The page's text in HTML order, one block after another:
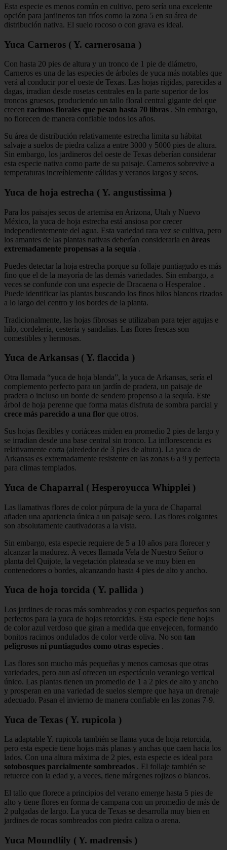
Esta especie es menos común en cultivo, pero sería una excelente
opción para jardineros tan fríos como la zona 5 en su área de
distribución nativa. El suelo rocoso o con grava es ideal.
Yuca Carneros ( Y. carnerosana )
Con hasta 20 pies de altura y un tronco de 1 pie de diámetro,
Carneros es una de las especies de árboles de yuca más notables que
verá al conducir por el oeste de Texas. Las hojas rígidas, parecidas a
dagas, irradian desde rosetas centrales en la parte superior de los
troncos gruesos, produciendo un tallo floral central gigante del que
crecen racimos florales que pesan hasta 70 libras . Sin embargo,
no florecen de manera confiable todos los años.
Su área de distribución relativamente estrecha limita su hábitat
salvaje a suelos de piedra caliza a entre 3000 y 5000 pies de altura.
Sin embargo, los jardineros del oeste de Texas deberían considerar
esta especie nativa como parte de su paisaje. Carneros sobrevive a
temperaturas increíblemente cálidas y veranos largos y secos.
Yuca de hoja estrecha ( Y. angustissima )
Para los paisajes secos de artemisa en Arizona, Utah y Nuevo
México, la yuca de hoja estrecha está ansiosa por crecer
independientemente del agua. Esta variedad rara vez se cultiva, pero
los amantes de las plantas nativas deberían considerarla en áreas
extremadamente propensas a la sequía .
Puedes detectar la hoja estrecha porque su follaje puntiagudo es más
fino que el de la mayoría de las demás variedades. Sin embargo, a
veces se confunde con una especie de Dracaena o Hesperaloe .
Puede identificar las plantas buscando los finos hilos blancos rizados
a lo largo del centro y los bordes de la planta.
Tradicionalmente, las hojas fibrosas se utilizaban para tejer agujas e
hilo, cordelería, cestería y sandalias. Las flores frescas son
comestibles y hermosas.
Yuca de Arkansas ( Y. flaccida )
Otra llamada “yuca de hoja blanda”, la yuca de Arkansas, sería el
complemento perfecto para un jardín de pradera, un paisaje de
pradera o incluso un borde de sendero propenso a la sequía. Este
árbol de hoja perenne que forma matas disfruta de sombra parcial y
crece más parecido a una flor que otros.
Sus hojas flexibles y coriáceas miden en promedio 2 pies de largo y
se irradian desde una base central sin tronco. La inflorescencia es
relativamente corta (alrededor de 3 pies de altura). La yuca de
Arkansas es extremadamente resistente en las zonas 6 a 9 y perfecta
para climas templados.
Yuca de Chaparral ( Hesperoyucca Whipplei )
Las llamativas flores de color púrpura de la yuca de Chaparral
añaden una apariencia única a un paisaje seco. Las flores colgantes
son absolutamente cautivadoras a la vista.
Sin embargo, esta especie requiere de 5 a 10 años para florecer y
alcanzar la madurez. A veces llamada Vela de Nuestro Señor o
planta del Quijote, la vegetación plateada se ve muy bien en
contenedores o bordes, alcanzando hasta 4 pies de alto y ancho.
Yuca de hoja torcida ( Y. pallida )
Los jardines de rocas más sombreados y con espacios pequeños son
perfectos para la yuca de hojas retorcidas. Esta especie tiene hojas
de color azul verdoso que giran a medida que envejecen, formando
bonitos racimos ondulados de color verde oliva. No son tan
peligrosos ni puntiagudos como otras especies .
Las flores son mucho más pequeñas y menos carnosas que otras
variedades, pero aun así ofrecen un espectáculo veraniego vertical
único. Las plantas tienen un promedio de 1 a 2 pies de alto y ancho
y prosperan en una variedad de suelos siempre que haya un drenaje
adecuado. Pasan el invierno de manera confiable en las zonas 7-9.
Yuca de Texas ( Y. rupicola )
La adaptable Y. rupicola también se llama yuca de hoja retorcida,
pero esta especie tiene hojas más planas y anchas que caen hacia los
lados. Con una altura máxima de 2 pies, esta especie es ideal para
sotobosques parcialmente sombreados . El follaje también se
retuerce con la edad y, a veces, tiene márgenes rojizos o blancos.
El tallo que florece a principios del verano emerge hasta 5 pies de
alto y tiene flores en forma de campana con un promedio de más de
2 pulgadas de largo. La yuca de Texas se desarrolla muy bien en
jardines de rocas sombreados con piedra caliza o arena.
Yuca Moundlily ( Y. madrensis )